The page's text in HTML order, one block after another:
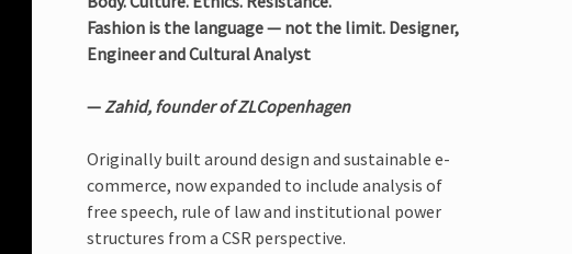
Fashion is the language — not the limit. Designer,
Engineer and Cultural Analyst
— Zahid, founder of ZLCopenhagen
Originally built around design and sustainable e-
commerce, now expanded to include analysis of
free speech, rule of law and institutional power
structures from a CSR perspective.